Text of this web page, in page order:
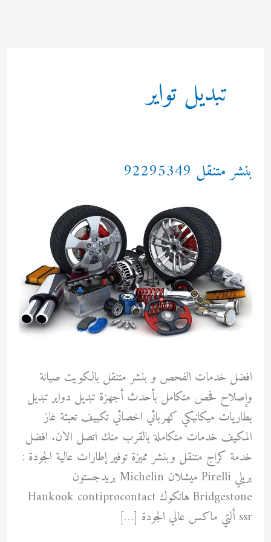
تبديل تواير
بنشر متنقل 92295349
افضل خدمات الفحص و بنشر متنقل بالكويت صيانة
وإصلاح فحص متكامل بأحدث أجهزة تبديل دواير تبديل
بطاريات ميكانيكي كهربائي اخصائي تكييف تعبئة غاز
المكيف خدمات متكاملة بالقرب منك اتصل الان. افضل
خدمة كراج متنقل وبنشر مميزة توفير إطارات عالية الجودة :
بريلي Pirelli ميشلان Michelin بريدجستون
Bridgestone هانكوك Hankook contiprocontact
ssr ألتي ماكس عالي الجودة […]